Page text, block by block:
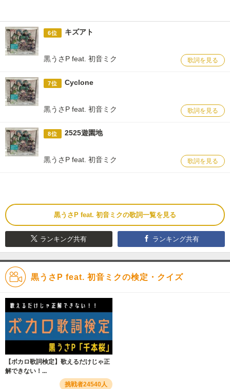
6位 キズアト
黒うさP feat. 初音ミク 歌詞を見る
7位 Cyclone
黒うさP feat. 初音ミク 歌詞を見る
8位 2525遊園地
黒うさP feat. 初音ミク 歌詞を見る
黒うさP feat. 初音ミクの歌詞一覧を見る
ランキング共有 ランキング共有
黒うさP feat. 初音ミクの検定・クイズ
【ボカロ歌詞検定】歌えるだけじゃ正
解できない！...
挑戦者24540人